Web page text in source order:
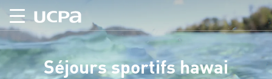
Séjours sportifs hawai